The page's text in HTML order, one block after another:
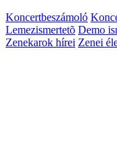
Koncertbeszámoló
Lemezismertetõ Demo
Zenekarok hírei Zenei